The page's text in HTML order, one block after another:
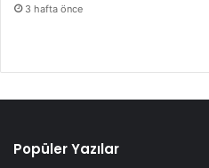
a
y
3 hafta önce
Popüler Yazılar